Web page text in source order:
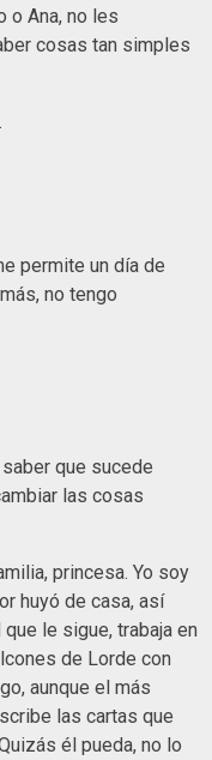
o Ana, no les
cosas tan simples
permite un día de
no tengo
que sucede
las cosas
princesa. Yo soy
huyó de casa, así
le sigue, trabaja en
de Lorde con
aunque el más
las cartas que
él pueda, no lo